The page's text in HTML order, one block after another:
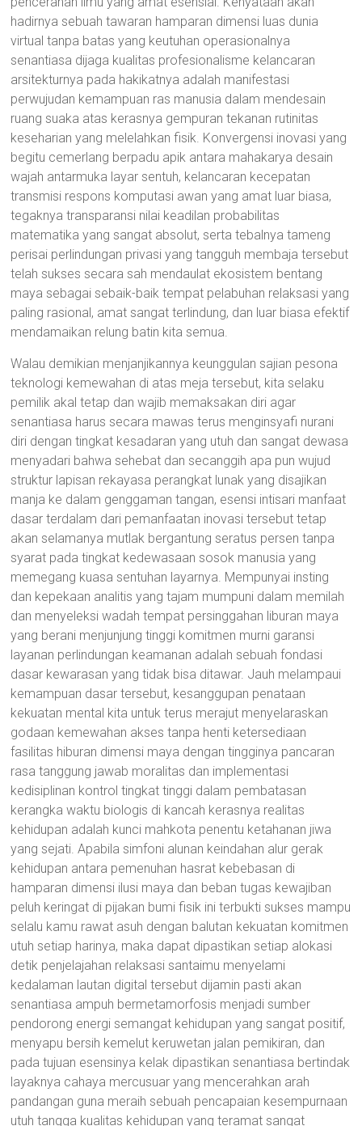
hadirnya sebuah tawaran hamparan dimensi luas dunia
virtual tanpa batas yang keutuhan operasionalnya
senantiasa dijaga kualitas profesionalisme kelancaran
arsitekturnya pada hakikatnya adalah manifestasi
perwujudan kemampuan ras manusia dalam mendesain
ruang suaka atas kerasnya gempuran tekanan rutinitas
keseharian yang melelahkan fisik. Konvergensi inovasi yang
begitu cemerlang berpadu apik antara mahakarya desain
wajah antarmuka layar sentuh, kelancaran kecepatan
transmisi respons komputasi awan yang amat luar biasa,
tegaknya transparansi nilai keadilan probabilitas
matematika yang sangat absolut, serta tebalnya tameng
perisai perlindungan privasi yang tangguh membaja tersebut
telah sukses secara sah mendaulat ekosistem bentang
maya sebagai sebaik-baik tempat pelabuhan relaksasi yang
paling rasional, amat sangat terlindung, dan luar biasa efektif
mendamaikan relung batin kita semua.
Walau demikian menjanjikannya keunggulan sajian pesona
teknologi kemewahan di atas meja tersebut, kita selaku
pemilik akal tetap dan wajib memaksakan diri agar
senantiasa harus secara mawas terus menginsyafi nurani
diri dengan tingkat kesadaran yang utuh dan sangat dewasa
menyadari bahwa sehebat dan secanggih apa pun wujud
struktur lapisan rekayasa perangkat lunak yang disajikan
manja ke dalam genggaman tangan, esensi intisari manfaat
dasar terdalam dari pemanfaatan inovasi tersebut tetap
akan selamanya mutlak bergantung seratus persen tanpa
syarat pada tingkat kedewasaan sosok manusia yang
memegang kuasa sentuhan layarnya. Mempunyai insting
dan kepekaan analitis yang tajam mumpuni dalam memilah
dan menyeleksi wadah tempat persinggahan liburan maya
yang berani menjunjung tinggi komitmen murni garansi
layanan perlindungan keamanan adalah sebuah fondasi
dasar kewarasan yang tidak bisa ditawar. Jauh melampaui
kemampuan dasar tersebut, kesanggupan penataan
kekuatan mental kita untuk terus merajut menyelaraskan
godaan kemewahan akses tanpa henti ketersediaan
fasilitas hiburan dimensi maya dengan tingginya pancaran
rasa tanggung jawab moralitas dan implementasi
kedisiplinan kontrol tingkat tinggi dalam pembatasan
kerangka waktu biologis di kancah kerasnya realitas
kehidupan adalah kunci mahkota penentu ketahanan jiwa
yang sejati. Apabila simfoni alunan keindahan alur gerak
kehidupan antara pemenuhan hasrat kebebasan di
hamparan dimensi ilusi maya dan beban tugas kewajiban
peluh keringat di pijakan bumi fisik ini terbukti sukses mampu
selalu kamu rawat asuh dengan balutan kekuatan komitmen
utuh setiap harinya, maka dapat dipastikan setiap alokasi
detik penjelajahan relaksasi santaimu menyelami
kedalaman lautan digital tersebut dijamin pasti akan
senantiasa ampuh bermetamorfosis menjadi sumber
pendorong energi semangat kehidupan yang sangat positif,
menyapu bersih kemelut keruwetan jalan pemikiran, dan
pada tujuan esensinya kelak dipastikan senantiasa bertindak
layaknya cahaya mercusuar yang mencerahkan arah
pandangan guna meraih sebuah pencapaian kesempurnaan
utuh tangga kualitas kehidupan yang teramat sangat